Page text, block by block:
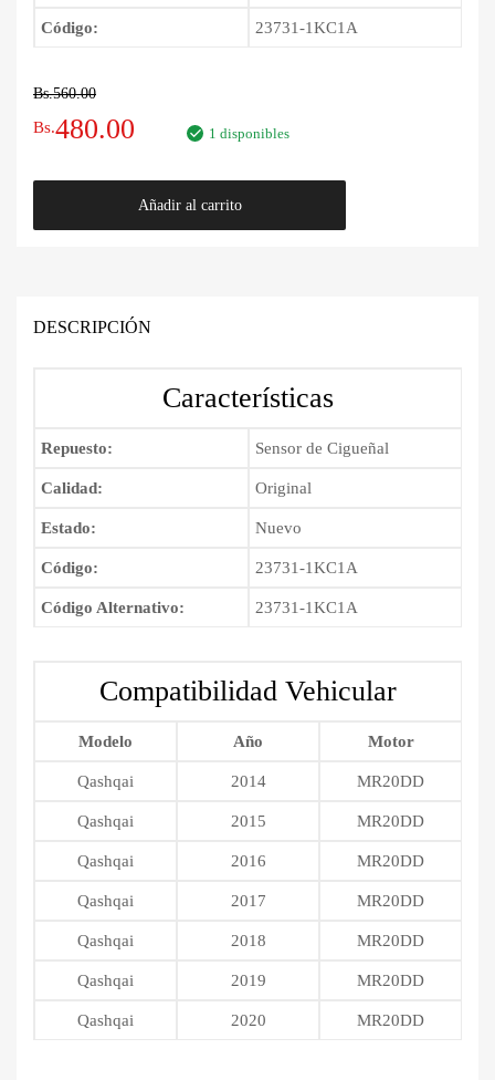
Código: 23731-1KC1A
Bs.560.00
El
precio
original
Bs.560.00.
Bs.480.00
precio
actual
Bs.480.00.
1 disponibles
2014
Añadir al carrito
DESCRIPCIÓN
Características
Repuesto: Sensor de Cigueñal
Calidad: Original
Estado: Nuevo
Código: 23731-1KC1A
Código Alternativo: 23731-1KC1A
Compatibilidad Vehicular
Modelo Año Motor
Qashqai 2014 MR20DD
Qashqai 2015 MR20DD
Qashqai 2016 MR20DD
Qashqai 2017 MR20DD
Qashqai 2018 MR20DD
Qashqai 2019 MR20DD
Qashqai 2020 MR20DD